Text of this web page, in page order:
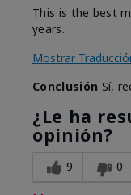
This is the best
years.
Mostrar
Conclusión Sí,
¿Le ha
opinión?
9 0